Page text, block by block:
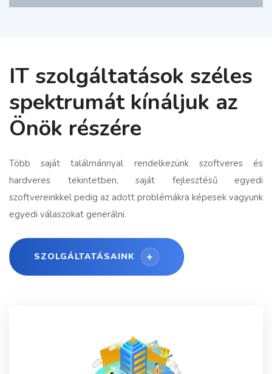
IT szolgáltatások széles
spektrumát kínáljuk az
Önök részére
Több saját találmánnyal rendelkezünk szoftveres és
hardveres tekintetben, saját fejlesztésű egyedi
szoftvereinkkel pedig az adott problémákra képesek vagyunk
egyedi válaszokat generálni.
SZOLGÁLTATÁSAINK